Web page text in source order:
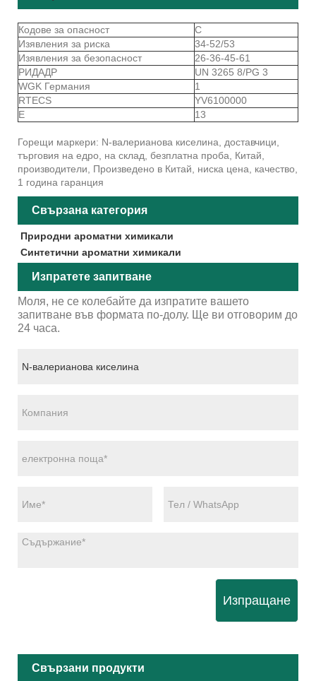
Кодове за опасност
C
Изявления за риска
34-52/53
Изявления за безопасност
26-36-45-61
РИДАДР
UN 3265 8/PG 3
WGK Германия
1
RTECS
YV6100000
Е
13
Горещи маркери: N-валерианова киселина, доставчици,
търговия на едро, на склад, безплатна проба, Китай,
производители, Произведено в Китай, ниска цена, качество,
1 година гаранция
Свързана категория
Природни ароматни химикали
Синтетични ароматни химикали
Изпратете запитване
Моля, не се колебайте да изпратите вашето
запитване във формата по-долу. Ще ви отговорим до
24 часа.
Изпращане
Свързани продукти